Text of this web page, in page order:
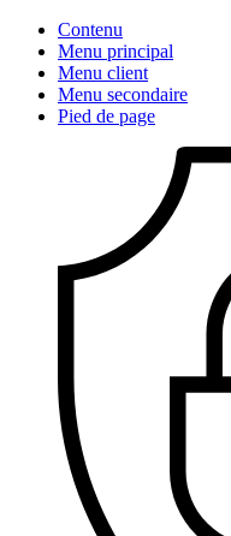
Contenu
Menu principal
Menu client
Menu secondaire
Pied de page